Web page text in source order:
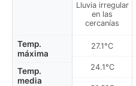
Temp.
máxima
Temp.
media
Lluvia irregular
en las
cercanías
27.1°C
24.1°C